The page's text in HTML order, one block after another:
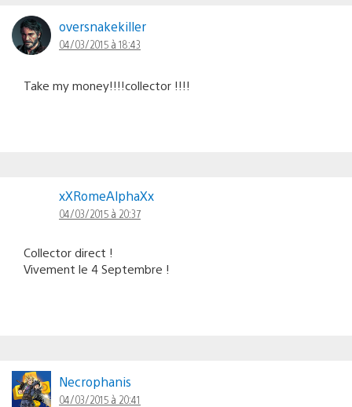
oversnakekiller
04/03/2015 à 18:43
Take my money!!!!collector !!!!
xXRomeAlphaXx
04/03/2015 à 20:37
Collector direct !
Vivement le 4 Septembre !
Necrophanis
04/03/2015 à 20:41